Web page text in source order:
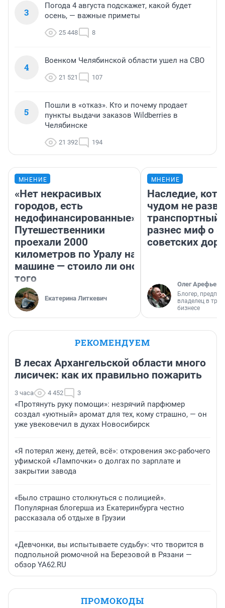
3
Погода 4 августа подскажет, какой будет
осень, — важные приметы
25 448 8
4
Военком Челябинской области ушел на СВО
21 521 107
5
Пошли в «отказ». Кто и почему продает
пункты выдачи заказов Wildberries в
Челябинске
21 392 194
МНЕНИЕ
«Нет некрасивых
городов, есть
недофинансированные».
Путешественники
проехали 2000
километров по Уралу на
машине — стоило ли оно
того
Екатерина Литкевич
МНЕНИЕ
Наследие,
чудом не
транспортный
разнес миф о
советских
Олег Арефьев
Блогер,
владелец в
бизнесе
РЕКОМЕНДУЕМ
В лесах Архангельской области много
лисичек: как их правильно пожарить
3 часа 4 452 3
«Протянуть руку помощи»: незрячий парфюмер
создал «уютный» аромат для тех, кому страшно, — он
уже увековечил в духах Новосибирск
«Я потерял жену, детей, всё»: откровения экс-рабочего
уфимской «Лампочки» о долгах по зарплате и
закрытии завода
«Было страшно столкнуться с полицией».
Популярная блогерша из Екатеринбурга честно
рассказала об отдыхе в Грузии
«Девчонки, вы испытываете судьбу»: что творится в
подпольной рюмочной на Березовой в Рязани —
обзор YA62.RU
ПРОМОКОДЫ